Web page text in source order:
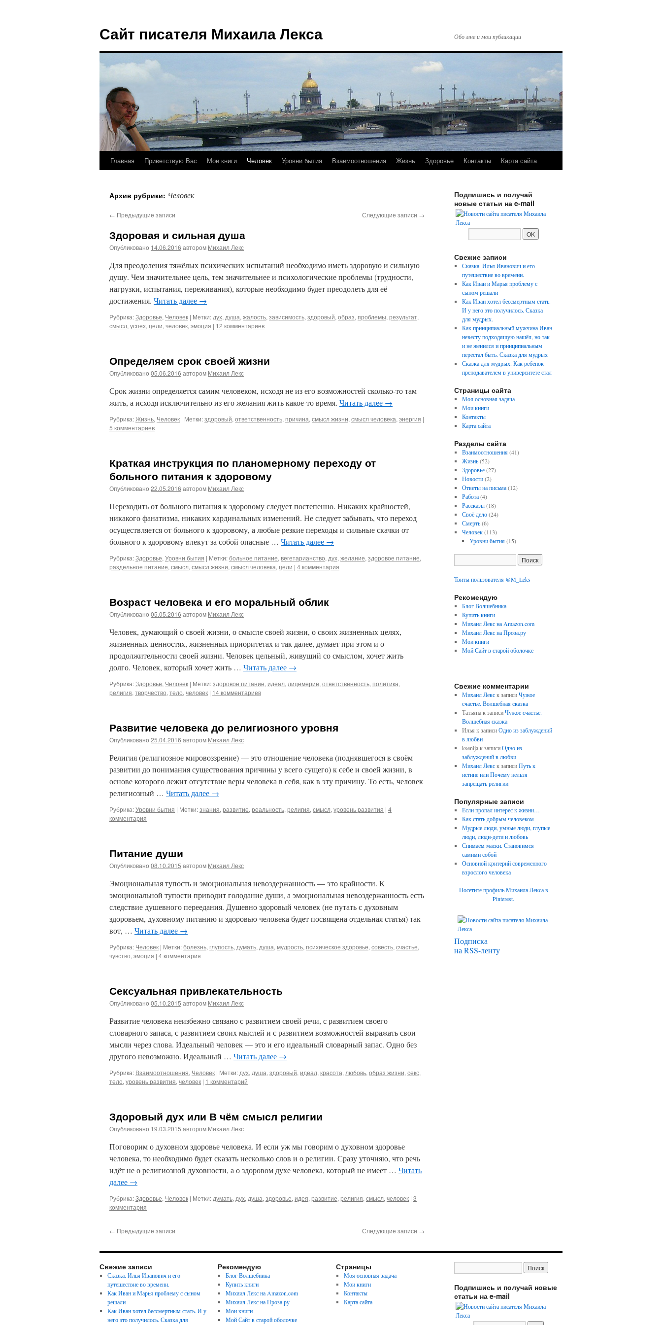
Сайт писателя Михаила Лекса Обо мне и мои публикации
Перейти
содержимому
Главная Приветствую Вас Мои книги Человек Уровни бытия Взаимоотношения Жизнь Здоровье Контакты Карта сайта
Архив рубрики: Человек
← Предыдущие записи Следующие записи →
Здоровая и сильная душа
Опубликовано 14.06.2016 автором Михаил Лекс
Для преодоления тяжёлых психических испытаний необходимо иметь здоровую и сильную
душу. Чем значительнее цель, тем значительнее и психологические проблемы (трудности,
нагрузки, испытания, переживания), которые необходимо будет преодолеть для её
достижения. Читать далее →
Рубрика:Здоровье, Человек | Метки: дух, душа, жалость, зависимость, здоровый, образ, проблемы, результат,
смысл, успех, цели, человек, эмоция | 12 комментариев
Определяем срок своей жизни
Опубликовано 05.06.2016 автором Михаил Лекс
Срок жизни определяется самим человеком, исходя не из его возможностей сколько-то там
жить, а исходя исключительно из его желания жить какое-то время. Читать далее →
Рубрика:Жизнь, Человек | Метки:здоровый, ответственность, причина, смысл жизни, смысл человека, энергия |
5 комментариев
Краткая инструкция по планомерному переходу от
больного питания к здоровому
Опубликовано 22.05.2016 автором Михаил Лекс
Переходить от больного питания к здоровому следует постепенно. Никаких крайностей,
никакого фанатизма, никаких кардинальных изменений. Не следует забывать, что переход
осуществляется от больного к здоровому, а любые резкие переходы и сильные скачки от
больного к здоровому влекут за собой опасные … Читать далее →
Рубрика:Здоровье, Уровни бытия | Метки:больное питание, вегетарианство, дух, желание, здоровое питание,
раздельное питание, смысл, смысл жизни, смысл человека, цели | 4 комментария
Возраст человека и его моральный облик
Опубликовано 05.05.2016 автором Михаил Лекс
Человек, думающий о своей жизни, о смысле своей жизни, о своих жизненных целях,
жизненных ценностях, жизненных приоритетах и так далее, думает при этом и о
продолжительности своей жизни. Человек цельный, живущий со смыслом, хочет жить
долго. Человек, который хочет жить … Читать далее →
Рубрика:Здоровье, Человек | Метки:здоровое питание, идеал, лицемерие, ответственность, политика,
религия, творчество, тело, человек | 14 комментариев
Развитие человека до религиозного уровня
Опубликовано 25.04.2016 автором Михаил Лекс
Религия (религиозное мировоззрение) — это отношение человека (поднявшегося в своём
развитии до понимания существования причины у всего сущего) к себе и своей жизни, в
основе которого лежит отсутствие веры человека в себя, как в эту причину. То есть, человек
религиозный … Читать далее →
Рубрика:Уровни бытия | Метки:знания, развитие, реальность, религия, смысл, уровень развития | 4
комментария
Питание души
Опубликовано 08.10.2015 автором Михаил Лекс
Эмоциональная тупость и эмоциональная невоздержанность — это крайности. К
эмоциональной тупости приводит голодание души, а эмоциональная невоздержанность есть
следствие душевного переедания. Душевно здоровый человек (не путать с духовным
здоровьем, духовному питанию и здоровью человека будет посвящена отдельная статья) так
вот, … Читать далее →
Рубрика: Человек | Метки:болезнь, глупость, думать, душа, мудрость, психическое здоровье, совесть, счастье,
чувство, эмоция | 4 комментария
Сексуальная привлекательность
Опубликовано 05.10.2015 автором Михаил Лекс
Развитие человека неизбежно связано с развитием своей речи, с развитием своего
словарного запаса, с развитием своих мыслей и с развитием возможностей выражать свои
мысли через слова. Идеальный человек — это и его идеальный словарный запас. Одно без
другого невозможно. Идеальный … Читать далее →
Рубрика: Взаимоотношения, Человек | Метки: дух, душа, здоровый, идеал, красота, любовь, образ жизни, секс,
тело, уровень развития, человек | 1 комментарий
Здоровый дух или В чём смысл религии
Опубликовано 19.03.2015 автором Михаил Лекс
Поговорим о духовном здоровье человека. И если уж мы говорим о духовном здоровье
человека, то необходимо будет сказать несколько слов и о религии. Сразу уточняю, что речь
идёт не о религиозной духовности, а о здоровом духе человека, который не имеет … Читать
далее →
Рубрика:Здоровье, Человек | Метки: думать, дух, душа, здоровье, идея, развитие, религия, смысл, человек | 3
комментария
← Предыдущие записи Следующие записи →
Подпишись и получай
новые статьи на e-mail
Свежие записи
Сказка. Илья Иванович и его
путешествие во времени.
Как Иван и Марья проблему с
сыном решали
Как Иван хотел бессмертным стать.
И у него это получилось. Сказка
для мудрых.
Как принципиальный мужчина Иван
невесту подходящую нашёл, но так
и не женился и принципиальным
перестал быть. Сказка для мудрых
Сказка для мудрых. Как ребёнок
преподавателем в университете стал
Страницы сайта
Моя основная задача
Мои книги
Контакты
Карта сайта
Разделы сайта
Взаимоотношения(41)
Жизнь(52)
Здоровье(27)
Новости(2)
Ответы на письма(12)
Работа(4)
Рассказы(18)
Своё дело(24)
Смерть(6)
Человек(113)
Уровни бытия(15)
Твиты пользователя @M_Leks
Рекомендую
Блог Волшебника
Купить книги
Михаил Лекс на Amazon.com
Михаил Лекс на Проза.ру
Мои книги
Мой Сайт в старой оболочке
Свежие комментарии
Михаил Лекск записиЧужое
счастье. Волшебная сказка
Татьянак записиЧужое счастье.
Волшебная сказка
Илья к записиОдно из заблуждений
в любви
ksenijaк записиОдно из
заблуждений в любви
Михаил Лекск записиПуть к
истине или Почему нельзя
запрещать религии
Популярные записи
Если пропал интерес к жизни…
Как стать добрым человеком
Мудрые люди, умные люди, глупые
люди, люди-дети и любовь
Снимаем маски. Становимся
самими собой
Основной критерий современного
взрослого человека
Посетите профиль Михаила Лекса в
Pinterest.
Подписка
на RSS-ленту
Свежие записи
Сказка. Илья Иванович и его
путешествие во времени.
Как Иван и Марья проблему с сыном
решали
Как Иван хотел бессмертным стать. И у
него это получилось. Сказка для
Рекомендую
Блог Волшебника
Купить книги
Михаил Лекс на Amazon.com
Михаил Лекс на Проза.ру
Мои книги
Мой Сайт в старой оболочке
Страницы
Моя основная задача
Мои книги
Контакты
Карта сайта
Подпишись и получай новые
статьи на e-mail